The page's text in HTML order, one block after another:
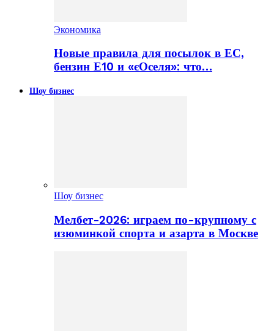
Экономика
Новые правила для посылок в ЕС,
бензин Е10 и «єОселя»: что…
Шоу бизнес
Шоу бизнес
Мелбет-2026: играем по-крупному с
изюминкой спорта и азарта в Москве